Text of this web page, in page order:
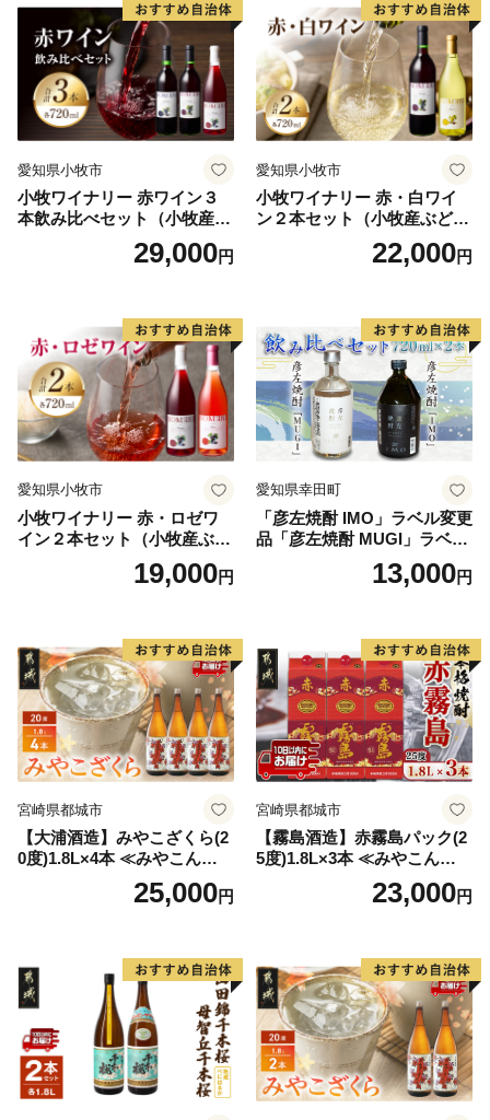
愛知県小牧市
小牧ワイナリー 赤ワイン３
本飲み比べセット（小牧産ぶ
どう100％使用）29,000円
愛知県小牧市
小牧ワイナリー 赤・白ワイ
ン２本セット（小牧産ぶどう
22,000円
愛知県小牧市
小牧ワイナリー 赤・ロゼワ
イン２本セット（小牧産ぶど
19,000円
愛知県幸田町
「彦左焼酎 IMO」ラベル変更
品「彦左焼酎 MUGI」ラベル
変更品 飲み比べ セット 合計
2本 720ml×各1本 25度 焼酎
13,000円
宮崎県都城市
【大浦酒造】みやこざくら(2
0度)1.8L×4本 ≪みやこんじょ
特急便≫_AD-077125,000円
宮崎県都城市
【霧島酒造】赤霧島パック(2
5度)1.8L×3本 ≪みやこんじょ
特急便≫_23-07-K03P-1800-3
23,000円